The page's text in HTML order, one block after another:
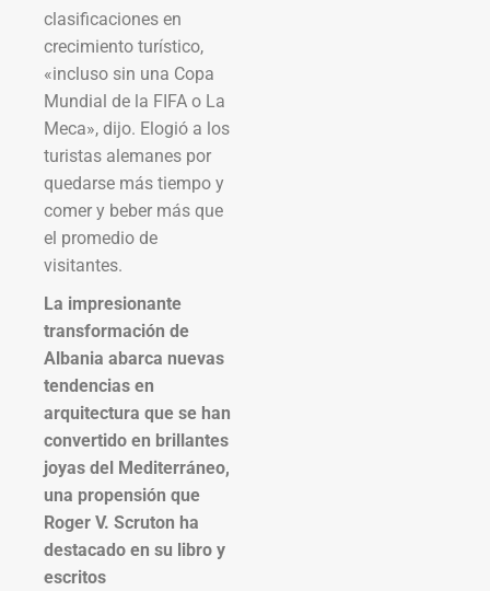
clasificaciones en
crecimiento turístico,
«incluso sin una Copa
Mundial de la FIFA o La
Meca», dijo. Elogió a los
turistas alemanes por
quedarse más tiempo y
comer y beber más que
el promedio de
visitantes.
La impresionante
transformación de
Albania abarca nuevas
tendencias en
arquitectura que se han
convertido en brillantes
joyas del Mediterráneo,
una propensión que
Roger V. Scruton ha
destacado en su libro y
escritos